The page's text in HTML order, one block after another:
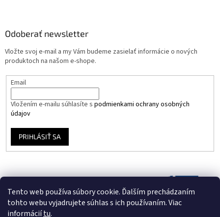
Tento web používa súbory cookie. Ďalším prechádzaním
tohto webu vyjadrujete súhlas s ich používaním. Viac
informáciítu.
Odoberať newsletter
Vložte svoj e-mail a my Vám budeme zasielať informácie o nových
produktoch na našom e-shope.
Email
Vložením e-mailu súhlasíte s podmienkami ochrany osobných
údajov
PRIHLÁSIŤ SA